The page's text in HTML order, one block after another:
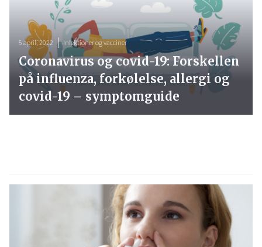
5 april, 2022 Infektioner og vacciner
Coronavirus og covid-19: Forskellen
på influenza, forkølelse, allergi og
covid-19 – symptomguide